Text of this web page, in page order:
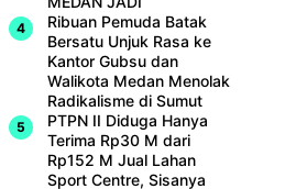
Ribuan Pemuda Batak
Bersatu Unjuk Rasa ke
Kantor Gubsu dan
Walikota Medan Menolak
Radikalisme di Sumut
PTPN II Diduga Hanya
Terima Rp30 M dari
Rp152 M Jual Lahan
Sport Centre, Sisanya